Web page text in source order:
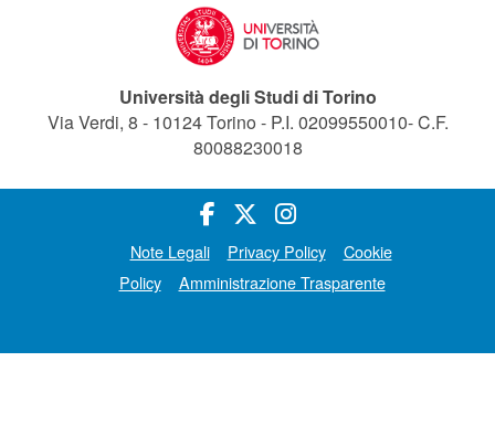
Università degli Studi di Torino
Via Verdi, 8 - 10124 Torino - P.I. 02099550010- C.F.
80088230018
Note Legali Privacy Policy
Cookie
Policy
Amministrazione Trasparente